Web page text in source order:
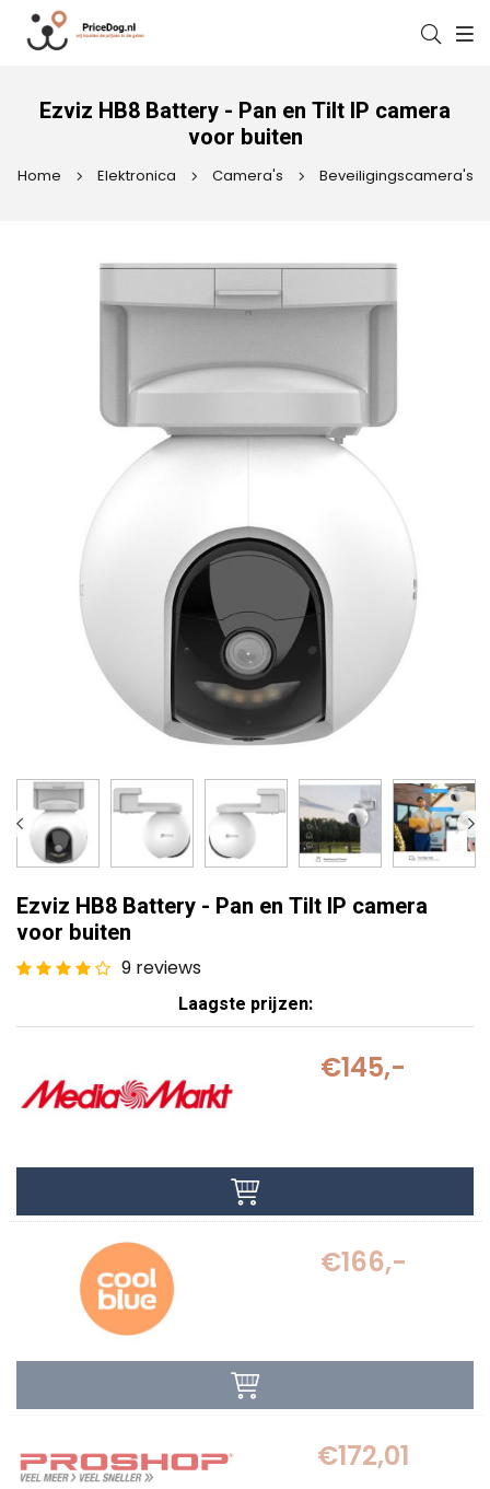
Ezviz HB8 Battery - Pan en Tilt IP camera
voor buiten
Home Elektronica Camera's Beveiligingscamera's
Ezviz HB8 Battery - Pan en Tilt IP camera
voor buiten
9 reviews
Laagste prijzen:
€145,-
€166,-
€172,01